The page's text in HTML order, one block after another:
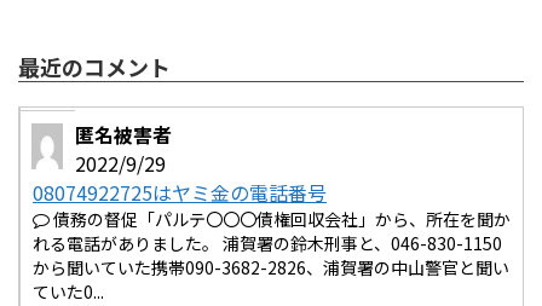
最近のコメント
匿名被害者
2022/9/29
08074922725はヤミ金の電話番号
債務の督促「パルテ〇〇〇債権回収会社」から、所在を聞か
れる電話がありました。 浦賀署の鈴木刑事と、046-830-1150
から聞いていた携帯090-3682-2826、浦賀署の中山警官と聞い
ていた0...